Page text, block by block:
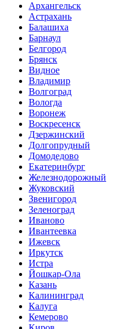
Архангельск
Астрахань
Балашиха
Барнаул
Белгород
Брянск
Видное
Владимир
Волгоград
Вологда
Воронеж
Воскресенск
Дзержинский
Долгопрудный
Домодедово
Екатеринбург
Железнодорожный
Жуковский
Звенигород
Зеленоград
Иваново
Ивантеевка
Ижевск
Иркутск
Истра
Йошкар-Ола
Казань
Калининград
Калуга
Кемерово